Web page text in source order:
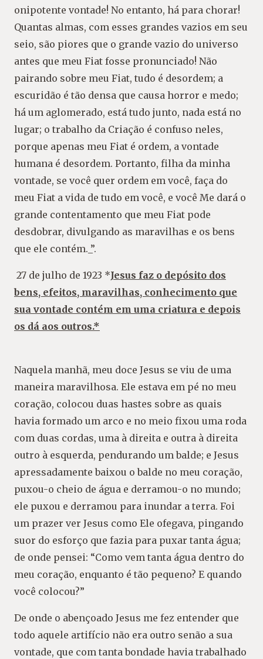
onipotente vontade! No entanto, há para chorar!
Quantas almas, com esses grandes vazios em seu
seio, são piores que o grande vazio do universo
antes que meu Fiat fosse pronunciado! Não
pairando sobre meu Fiat, tudo é desordem; a
escuridão é tão densa que causa horror e medo;
há um aglomerado, está tudo junto, nada está no
lugar; o trabalho da Criação é confuso neles,
porque apenas meu Fiat é ordem, a vontade
humana é desordem. Portanto, filha da minha
vontade, se você quer ordem em você, faça do
meu Fiat a vida de tudo em você, e você Me dará o
grande contentamento que meu Fiat pode
desdobrar, divulgando as maravilhas e os bens
que ele contém._”.
27 de julho de 1923 *Jesus faz o depósito dos
bens, efeitos, maravilhas, conhecimento que
sua vontade contém em uma criatura e depois
os dá aos outros.*
Naquela manhã, meu doce Jesus se viu de uma
maneira maravilhosa. Ele estava em pé no meu
coração, colocou duas hastes sobre as quais
havia formado um arco e no meio fixou uma roda
com duas cordas, uma à direita e outra à direita
outro à esquerda, pendurando um balde; e Jesus
apressadamente baixou o balde no meu coração,
puxou-o cheio de água e derramou-o no mundo;
ele puxou e derramou para inundar a terra. Foi
um prazer ver Jesus como Ele ofegava, pingando
suor do esforço que fazia para puxar tanta água;
de onde pensei: “Como vem tanta água dentro do
meu coração, enquanto é tão pequeno? E quando
você colocou?”
De onde o abençoado Jesus me fez entender que
todo aquele artifício não era outro senão a sua
vontade, que com tanta bondade havia trabalhado